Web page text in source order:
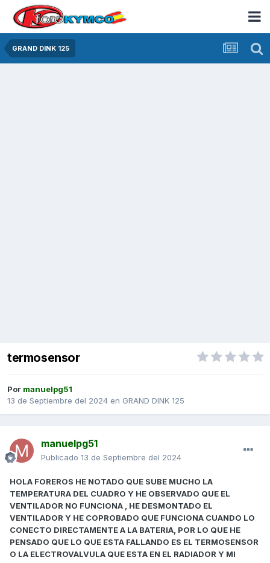
GRAND DINK 125
termosensor
Por manuelpg51
13 de Septiembre del 2024 en GRAND DINK 125
manuelpg51
Publicado 13 de Septiembre del 2024
HOLA FOREROS HE NOTADO QUE SUBE MUCHO LA
TEMPERATURA DEL CUADRO Y HE OBSERVADO QUE EL
VENTILADOR NO FUNCIONA , HE DESMONTADO EL
VENTILADOR Y HE COPROBADO QUE FUNCIONA CUANDO LO
CONECTO DIRECTAMENTE A LA BATERIA, POR LO QUE HE
PENSADO QUE LO QUE ESTA FALLANDO ES EL TERMOSENSOR
O LA ELECTROVALVULA QUE ESTA EN EL RADIADOR Y MI